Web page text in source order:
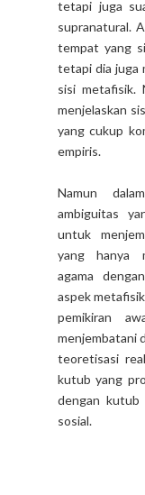
tetapi juga
supranatural.
tempat yang
tetapi dia juga
sisi metafisik.
menjelaskan
yang cukup
empiris.
Namun
ambiguitas
untuk
yang hanya
agama
aspek
pemikiran
menjembatani
teoretisasi
kutub yang
dengan kutub
sosial.